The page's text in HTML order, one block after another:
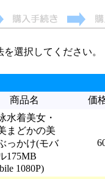
選択してください。
商品名 価
水着美女・
まどかの美
っかけ(モバ
175MB
1080P)